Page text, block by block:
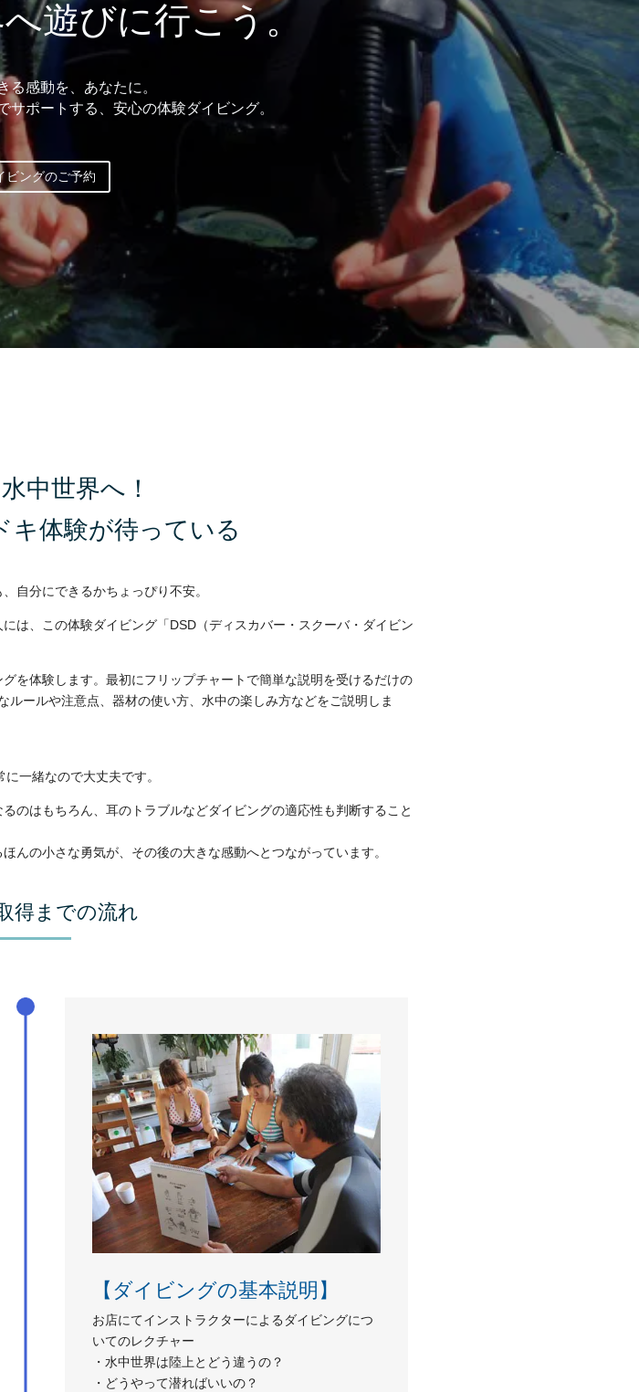
遊びに行こう。
る感動を、あなたに。
ポートする、安心の体験ダイビング。
ビングのご予約
中世界へ！
キ体験が待っている
自分にできるかちょっぴり不安。
は、この体験ダイビング「DSD（ディスカバー・スクーバ・ダイビン
を体験します。最初にフリップチャートで簡単な説明を受けるだけの
ールや注意点、器材の使い方、水中の楽しみ方などをご説明しま
一緒なので大丈夫です。
のはもちろん、耳のトラブルなどダイビングの適応性も判断すること
んの小さな勇気が、その後の大きな感動へとつながっています。
得までの流れ
【ダイビングの基本説明】
お店にてインストラクターによるダイビングにつ
いてのレクチャー
・水中世界は陸上とどう違うの？
・どうやって潜ればいいの？